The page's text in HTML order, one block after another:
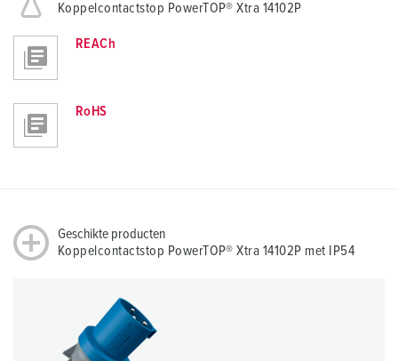
Koppelcontactstop PowerTOP® Xtra 14102P
REACh
RoHS
Geschikte producten
Koppelcontactstop PowerTOP® Xtra 14102P met IP54